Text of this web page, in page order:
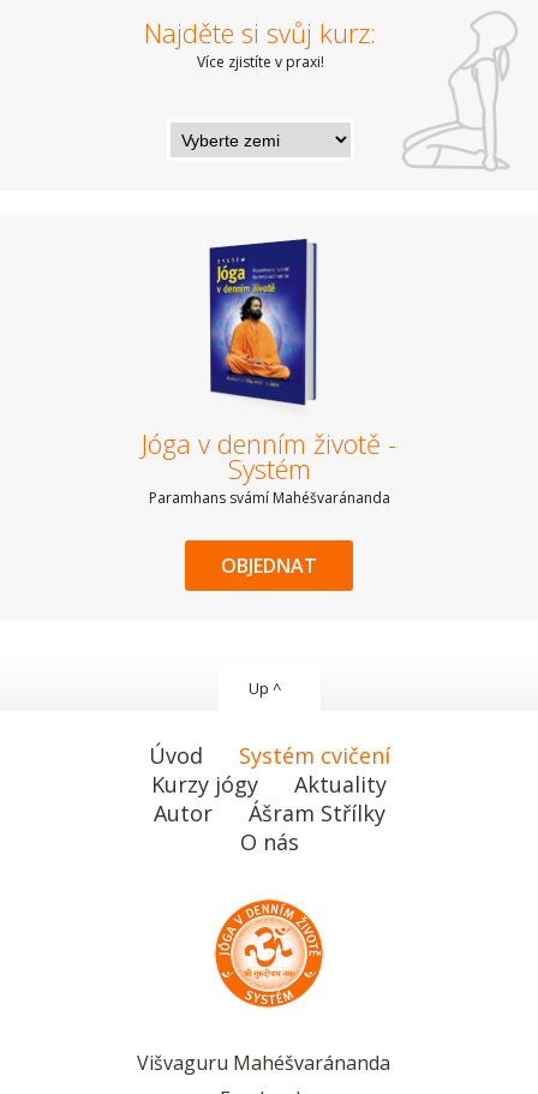
Najděte si svůj kurz:
Více zjistíte v praxi!
Jóga v denním životě -
Systém
Paramhans svámí Mahéšvaránanda
OBJEDNAT
Up ^
Úvod
Systém cvičení
Kurzy jógy
Aktuality
Autor
Ášram Střílky
O nás
Višvaguru Mahéšvaránanda